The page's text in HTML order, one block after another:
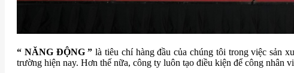
“ NĂNG ĐỘNG ” là tiêu chí hàng đầu của chúng tôi trong việc sản
trường hiện nay. Hơn thế nữa, công ty luôn tạo điều kiện để công nhân